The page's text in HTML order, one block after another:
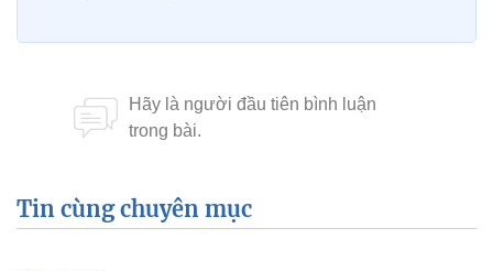
Tin cùng chuyên mục